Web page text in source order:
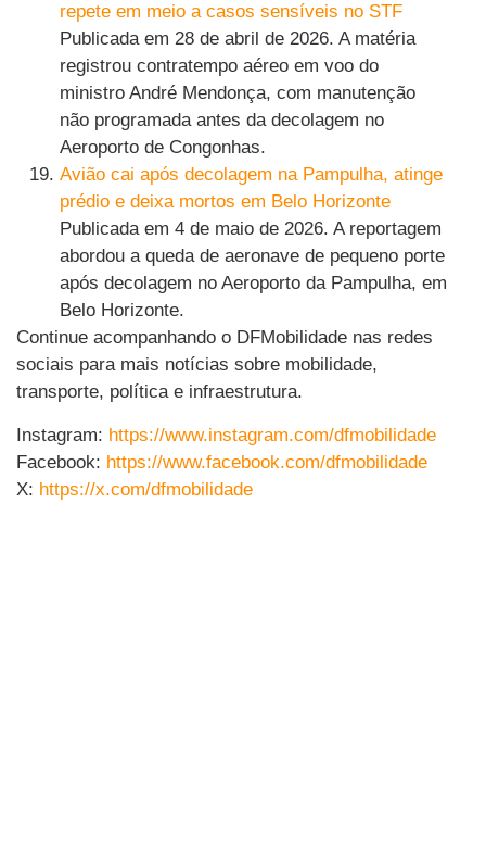
repete em meio a casos sensíveis no STF
Publicada em 28 de abril de 2026. A matéria
registrou contratempo aéreo em voo do
ministro André Mendonça, com manutenção
não programada antes da decolagem no
Aeroporto de Congonhas.
Avião cai após decolagem na Pampulha, atinge
prédio e deixa mortos em Belo Horizonte
Publicada em 4 de maio de 2026. A reportagem
abordou a queda de aeronave de pequeno porte
após decolagem no Aeroporto da Pampulha, em
Belo Horizonte.
Continue acompanhando o DFMobilidade nas redes
sociais para mais notícias sobre mobilidade,
transporte, política e infraestrutura.
Instagram: https://www.instagram.com/dfmobilidade
Facebook: https://www.facebook.com/dfmobilidade
X: https://x.com/dfmobilidade